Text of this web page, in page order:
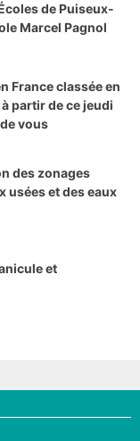
de Puiseux-
Marcel Pagnol
France classée en
partir de ce jeudi
vous
des zonages
usées et des eaux
et